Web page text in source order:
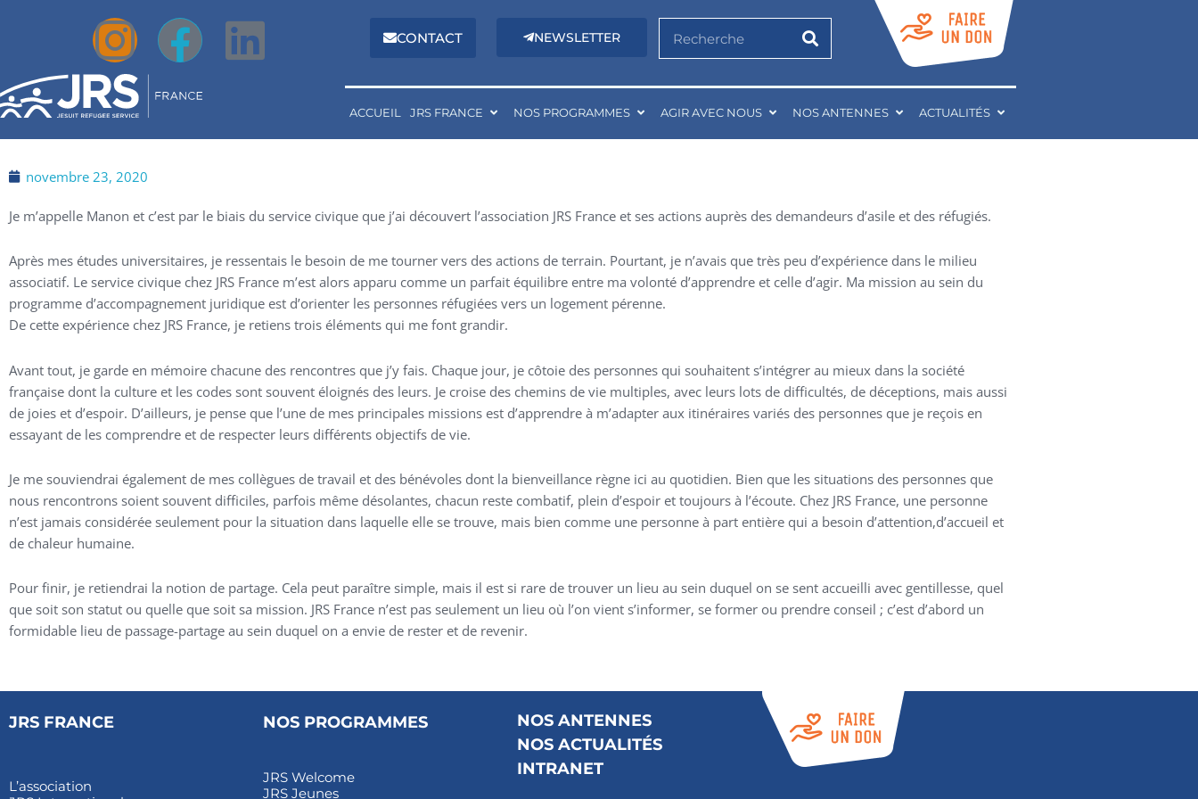
I
n
s
t
a
g
r
a
m
F
a
c
e
b
o
o
k
L
i
k
e
d
i
n
CONTACT NEWSLETTER
ACCUEIL JRS FRANCE NOS PROGRAMMES AGIR AVEC NOUS NOS ANTENNES ACTUALITÉS
novembre 23, 2020
Je m’appelle Manon et c’est par le biais du service civique que j’ai découvert l’association JRS France et ses actions auprès des demandeurs d’asile et des réfugiés.
Après mes études universitaires, je ressentais le besoin de me tourner vers des actions de terrain. Pourtant, je n’avais que très peu d’expérience dans le milieu
associatif. Le service civique chez JRS France m’est alors apparu comme un parfait équilibre entre ma volonté d’apprendre et celle d’agir. Ma mission au sein du
programme d’accompagnement juridique est d’orienter les personnes réfugiées vers un logement pérenne.
De cette expérience chez JRS France, je retiens trois éléments qui me font grandir.
Avant tout, je garde en mémoire chacune des rencontres que j’y fais. Chaque jour, je côtoie des personnes qui souhaitent s’intégrer au mieux dans la société
française dont la culture et les codes sont souvent éloignés des leurs. Je croise des chemins de vie multiples, avec leurs lots de difficultés, de déceptions, mais aussi
de joies et d’espoir. D’ailleurs, je pense que l’une de mes principales missions est d’apprendre à m’adapter aux itinéraires variés des personnes que je reçois en
essayant de les comprendre et de respecter leurs différents objectifs de vie.
Je me souviendrai également de mes collègues de travail et des bénévoles dont la bienveillance règne ici au quotidien. Bien que les situations des personnes que
nous rencontrons soient souvent difficiles, parfois même désolantes, chacun reste combatif, plein d’espoir et toujours à l’écoute. Chez JRS France, une personne
n’est jamais considérée seulement pour la situation dans laquelle elle se trouve, mais bien comme une personne à part entière qui a besoin d’attention,d’accueil et
de chaleur humaine.
Pour finir, je retiendrai la notion de partage. Cela peut paraître simple, mais il est si rare de trouver un lieu au sein duquel on se sent accueilli avec gentillesse, quel
que soit son statut ou quelle que soit sa mission. JRS France n’est pas seulement un lieu où l’on vient s’informer, se former ou prendre conseil ; c’est d’abord un
formidable lieu de passage-partage au sein duquel on a envie de rester et de revenir.
JRS FRANCE
L’association
NOS PROGRAMMES
JRS Welcome
JRS Jeunes
NOS ANTENNES
NOS ACTUALITÉS
INTRANET